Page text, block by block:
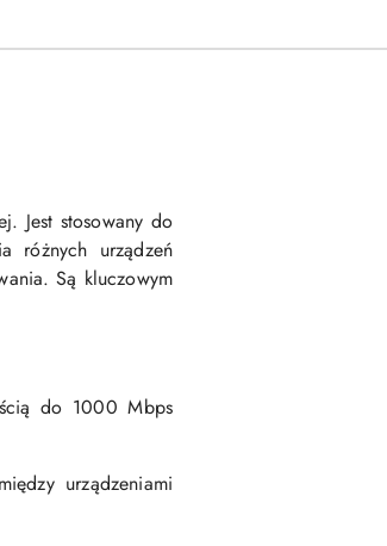
Jest stosowany do
różnych urządzeń
Są kluczowym
do 1000 Mbps
urządzeniami